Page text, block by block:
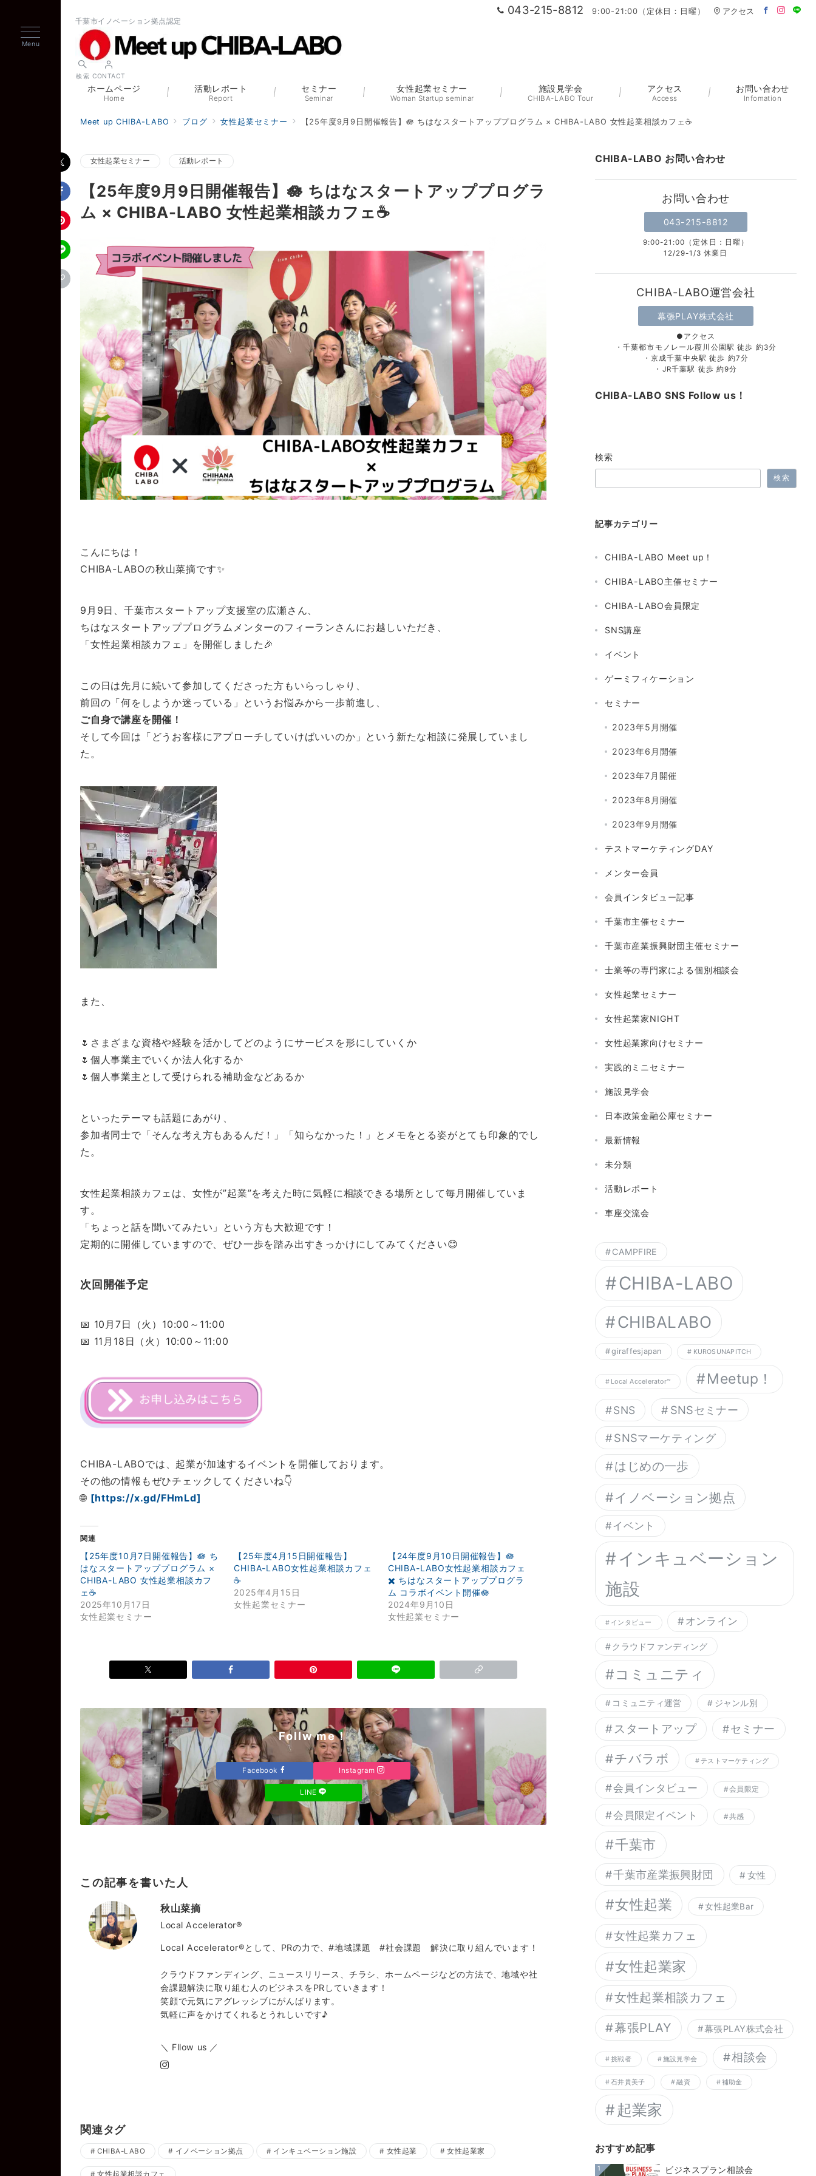
043-215-8812 9:00-21:00（定休日：日曜） アクセス
千葉市イノベーション拠点認定
検索 CONTACT
ホームページ
Home
活動レポート
Report
セミナー
Seminar
女性起業セミナー
Woman Startup seminar
施設見学会
CHIBA-LABO Tour
アクセス
Access
お問い合わせ
Infomation
Meet up CHIBA-LABO ブログ 女性起業セミナー 【25年度9月9日開催報告】🪷 ちはなスタートアッププログラム × CHIBA-LABO 女性起業相談カフェ☕️
女性起業セミナー 活動レポート
【25年度9月9日開催報告】🪷 ちはなスタートアッププログラ
ム × CHIBA-LABO 女性起業相談カフェ☕️
こんにちは！
CHIBA-LABOの秋山菜摘です✨
9月9日、千葉市スタートアップ支援室の広瀬さん、
ちはなスタートアッププログラムメンターのフィーランさんにお越しいただき、
「女性起業相談カフェ」を開催しました🎉
この日は先月に続いて参加してくださった方もいらっしゃり、
前回の「何をしようか迷っている」というお悩みから一歩前進し、
ご自身で講座を開催！
そして今回は「どうお客様にアプローチしていけばいいのか」という新たな相談に発展していまし
た。
また、
🌷さまざまな資格や経験を活かしてどのようにサービスを形にしていくか
🌷個人事業主でいくか法人化するか
🌷個人事業主として受けられる補助金などあるか
といったテーマも話題にあがり、
参加者同士で「そんな考え方もあるんだ！」「知らなかった！」とメモをとる姿がとても印象的でし
た。
女性起業相談カフェは、女性が”起業”を考えた時に気軽に相談できる場所として毎月開催していま
す。
「ちょっと話を聞いてみたい」という方も大歓迎です！
定期的に開催していますので、ぜひ一歩を踏み出すきっかけにしてみてください😊
次回開催予定
📅 10月7日（火）10:00～11:00
📅 11月18日（火）10:00～11:00
CHIBA-LABOでは、起業が加速するイベントを開催しております。
その他の情報もぜひチェックしてくださいね👇
🌐 [https://x.gd/FHmLd]
関連
【25年度10月7日開催報告】🪷 ち
はなスタートアッププログラム ×
CHIBA-LABO 女性起業相談カフ
ェ☕️
2025年10月17日
女性起業セミナー
【25年度4月15日開催報告】
CHIBA-LABO女性起業相談カフェ
☕️
2025年4月15日
女性起業セミナー
【24年度9月10日開催報告】🪷
CHIBA-LABO女性起業相談カフェ
✖️ ちはなスタートアッププログラ
ム コラボイベント開催🪷
2024年9月10日
女性起業セミナー
Follw me！
Facebook Instagram
LINE
この記事を書いた人
秋山菜摘
Local Accelerator®️
Local Accelerator®️として、PRの力で、#地域課題 #社会課題 解決に取り組んでいます！
クラウドファンディング、ニュースリリース、チラシ、ホームページなどの方法で、地域や社
会課題解決に取り組む人のビジネスをPRしていきます！
笑顔で元気にアグレッシブにがんばります。
気軽に声をかけてくれるとうれしいです♪
＼ Fllow us ／
関連タグ
CHIBA-LABO イノベーション拠点 インキュベーション施設 女性起業 女性起業家
女性起業相談カフェ
CHIBA-LABO お問い合わせ
お問い合わせ
043-215-8812
9:00-21:00（定休日：日曜）
12/29-1/3 休業日
CHIBA-LABO運営会社
幕張PLAY株式会社
●アクセス
・千葉都市モノレール葭川公園駅 徒歩 約3分
・京成千葉中央駅 徒歩 約7分
・JR千葉駅 徒歩 約9分
CHIBA-LABO SNS Follow us！
検索
検索
記事カテゴリー
CHIBA-LABO Meet up！
CHIBA-LABO主催セミナー
CHIBA-LABO会員限定
SNS講座
イベント
ゲーミフィケーション
セミナー
2023年5月開催
2023年6月開催
2023年7月開催
2023年8月開催
2023年9月開催
テストマーケティングDAY
メンター会員
会員インタビュー記事
千葉市主催セミナー
千葉市産業振興財団主催セミナー
士業等の専門家による個別相談会
女性起業セミナー
女性起業家NIGHT
女性起業家向けセミナー
実践的ミニセミナー
施設見学会
日本政策金融公庫セミナー
最新情報
未分類
活動レポート
車座交流会
CAMPFIRE
CHIBA-LABO
CHIBALABO
giraffesjapan KUROSUNAPITCH
Local Accelerator™︎ Meetup！
SNS SNSセミナー
SNSマーケティング
はじめの一歩
イノベーション拠点
イベント
インキュベーション
施設
インタビュー オンライン
クラウドファンディング
コミュニティ
コミュニティ運営 ジャンル別
スタートアップ セミナー
チバラボ テストマーケティング
会員インタビュー 会員限定
会員限定イベント 共感
千葉市
千葉市産業振興財団 女性
女性起業 女性起業Bar
女性起業カフェ
女性起業家
女性起業相談カフェ
幕張PLAY 幕張PLAY株式会社
挑戦者 施設見学会 相談会
石井貴美子 融資 補助金
起業家
おすすめ記事
1 ビジネスプラン相談会
Menu